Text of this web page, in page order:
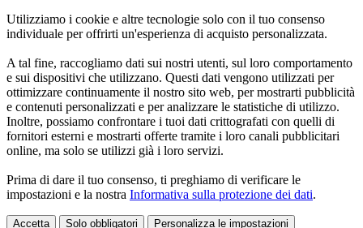
Utilizziamo i cookie e altre tecnologie solo con il tuo consenso
individuale per offrirti un'esperienza di acquisto personalizzata.
A tal fine, raccogliamo dati sui nostri utenti, sul loro comportamento
e sui dispositivi che utilizzano. Questi dati vengono utilizzati per
ottimizzare continuamente il nostro sito web, per mostrarti pubblicità
e contenuti personalizzati e per analizzare le statistiche di utilizzo.
Inoltre, possiamo confrontare i tuoi dati crittografati con quelli di
fornitori esterni e mostrarti offerte tramite i loro canali pubblicitari
online, ma solo se utilizzi già i loro servizi.
Prima di dare il tuo consenso, ti preghiamo di verificare le
impostazioni e la nostra Informativa sulla protezione dei dati.
Accetta Solo obbligatori Personalizza le impostazioni